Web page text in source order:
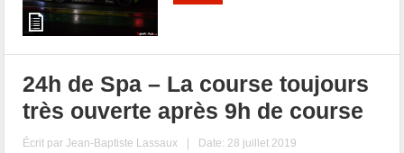
24h de Spa – La course toujours
très ouverte après 9h de course
Écrit parJean-Baptiste Lassaux | Date: 28 juillet 2019